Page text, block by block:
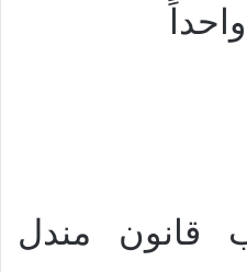
قانون مندل